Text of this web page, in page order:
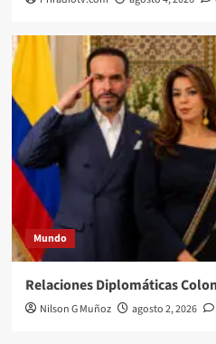
Mundo
Relaciones Diplomáticas
Nilson G Muñoz agosto 2, 2026